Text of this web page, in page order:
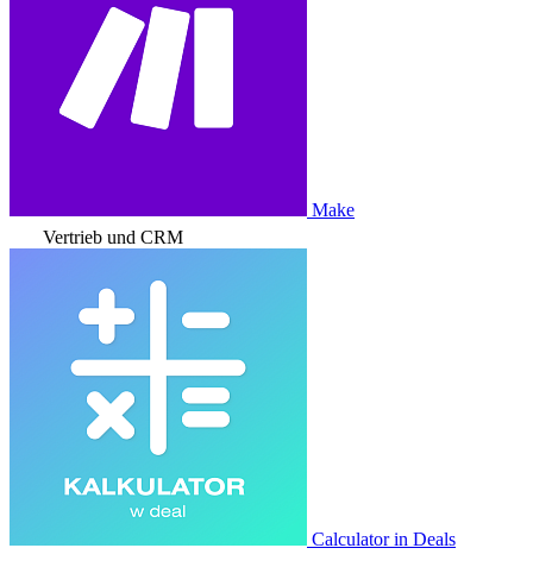
Make
Vertrieb und CRM
Calculator in Deals